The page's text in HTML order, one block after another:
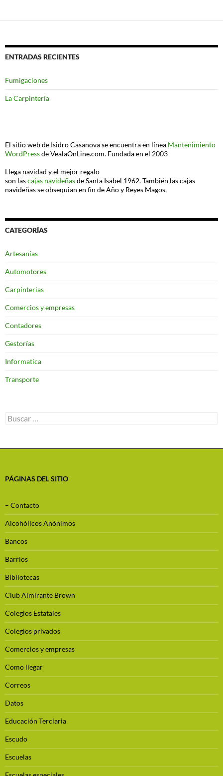
ENTRADAS RECIENTES
Fumigaciones
La Carpintería
El sitio web de Isidro Casanova se encuentra en línea Mantenimiento
WordPressde VealaOnLine.com. Fundada en el 2003
Llega navidad y el mejor regalo
son lascajas navideñasde Santa Isabel 1962. También las cajas
navideñas se obsequian en fin de Año y Reyes Magos.
CATEGORÍAS
Artesanías
Automotores
Carpinterias
Comercios y empresas
Contadores
Gestorías
Informatica
Transporte
Buscar:
PÁGINAS DEL SITIO
– Contacto
Alcohólicos Anónimos
Bancos
Barrios
Bibliotecas
Club Almirante Brown
Colegios Estatales
Colegios privados
Comercios y empresas
Como llegar
Correos
Datos
Educación Terciaria
Escudo
Escuelas